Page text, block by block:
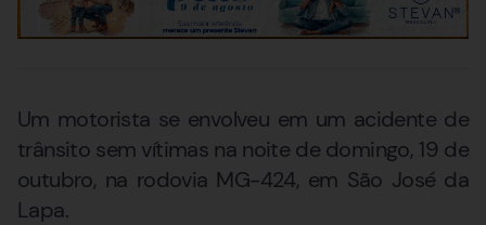
Um motorista se envolveu em um acidente de
trânsito sem vítimas na noite de domingo, 19 de
outubro, na rodovia MG-424, em São José da
Lapa.